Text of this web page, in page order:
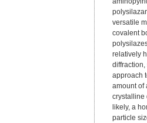
versatile
covalent
relatively
approach
amount of
crystalline
likely, a
particle